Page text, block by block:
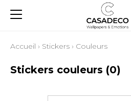
Accueil › Stickers › Couleurs
Stickers couleurs (0)